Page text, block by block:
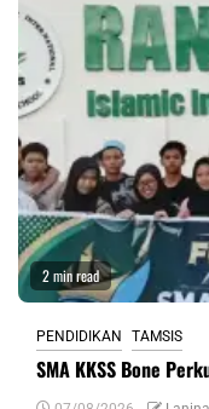
2 min read
PENDIDIKAN TAMSIS
SMA KKSS Bone